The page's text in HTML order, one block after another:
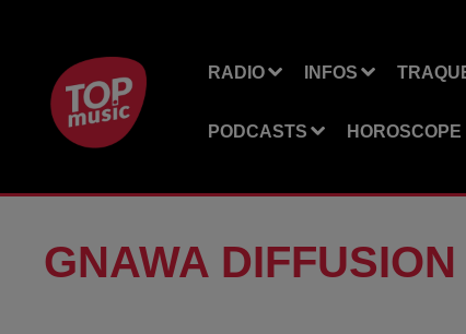
RADIO INFOS
PODCASTS HOROSCOPE
GNAWA DIFFUSION